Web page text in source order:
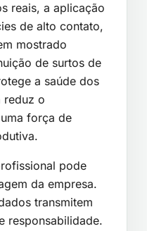
reais, a aplicação
de alto contato,
mostrado
de surtos de
a saúde dos
reduz o
força de
pode
da empresa.
transmitem
responsabilidade.